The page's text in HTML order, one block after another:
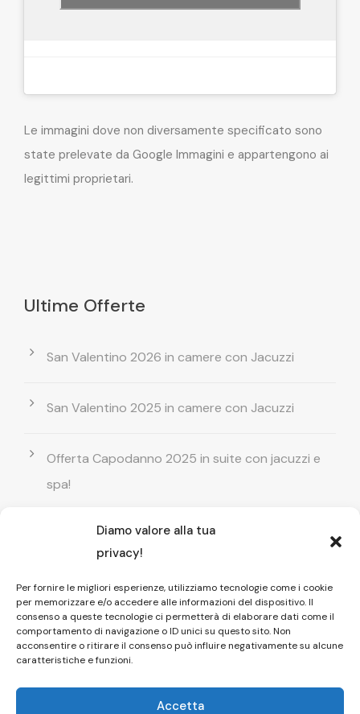
Diamo valore alla tua
privacy!
Per fornire le migliori esperienze, utilizziamo tecnologie come i cookie
per memorizzare e/o accedere alle informazioni del dispositivo. Il
consenso a queste tecnologie ci permetterà di elaborare dati come il
comportamento di navigazione o ID unici su questo sito. Non
acconsentire o ritirare il consenso può influire negativamente su alcune
caratteristiche e funzioni.
Accetta
Le immagini dove non diversamente specificato sono
state prelevate da Google Immagini e appartengono ai
legittimi proprietari.
Ultime Offerte
San Valentino 2026 in camere con Jacuzzi
San Valentino 2025 in camere con Jacuzzi
Offerta Capodanno 2025 in suite con jacuzzi e
spa!
Offerta Natale in camera con vasca
idromassaggio ! Prenota il tuo relax esclusivo
Entrata GRATUITA in Piscina esterna! Il tuo relax
di coppia